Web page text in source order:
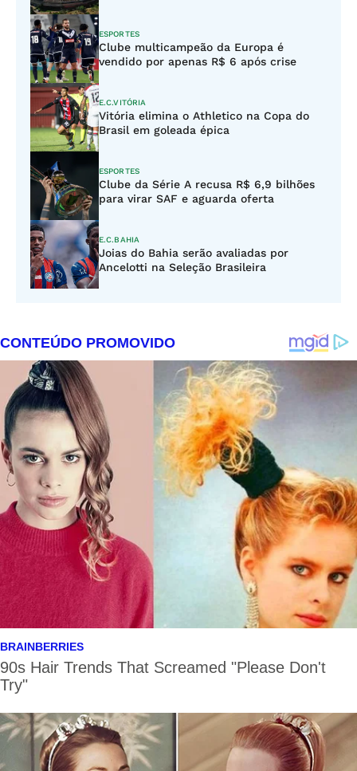
ESPORTES
Clube multicampeão da Europa é
vendido por apenas R$ 6 após crise
E.C.VITÓRIA
Vitória elimina o Athletico na Copa do
Brasil em goleada épica
ESPORTES
Clube da Série A recusa R$ 6,9 bilhões
para virar SAF e aguarda oferta
E.C.BAHIA
Joias do Bahia serão avaliadas por
Ancelotti na Seleção Brasileira